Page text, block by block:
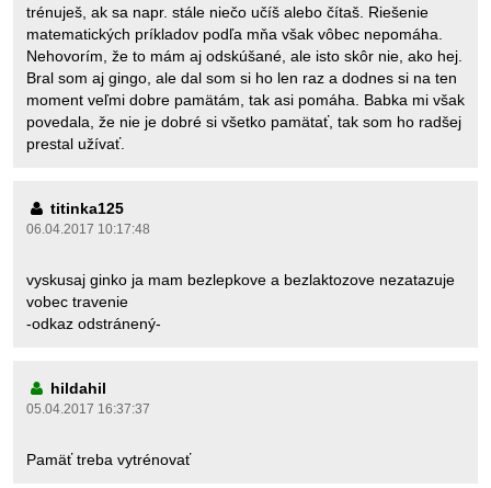
trénuješ, ak sa napr. stále niečo učíš alebo čítaš. Riešenie
matematických príkladov podľa mňa však vôbec nepomáha.
Nehovorím, že to mám aj odskúšané, ale isto skôr nie, ako hej.
Bral som aj gingo, ale dal som si ho len raz a dodnes si na ten
moment veľmi dobre pamätám, tak asi pomáha. Babka mi však
povedala, že nie je dobré si všetko pamätať, tak som ho radšej
prestal užívať.
titinka125
06.04.2017 10:17:48
vyskusaj ginko ja mam bezlepkove a bezlaktozove nezatazuje
vobec travenie
-odkaz odstránený-
hildahil
05.04.2017 16:37:37
Pamäť treba vytrénovať